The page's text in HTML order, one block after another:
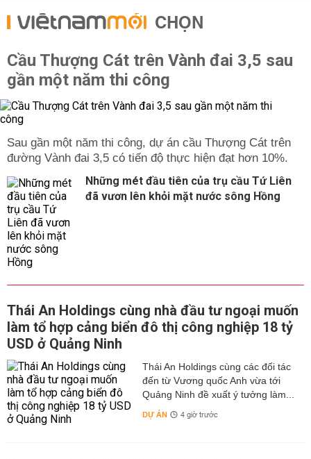
CHỌN
Cầu Thượng Cát trên Vành đai 3,5 sau
gần một năm thi công
Sau gần một năm thi công, dự án cầu Thượng Cát trên
đường Vành đai 3,5 có tiến độ thực hiện đạt hơn 10%.
Những mét đầu tiên của trụ cầu Tứ Liên
đã vươn lên khỏi mặt nước sông Hồng
Thái An Holdings cùng nhà đầu tư ngoại muốn
làm tổ hợp cảng biển đô thị công nghiệp 18 tỷ
USD ở Quảng Ninh
Thái An Holdings cùng các đối tác
đến từ Vương quốc Anh vừa tới
Quảng Ninh đề xuất ý tưởng làm...
DỰ ÁN 4 giờ trước